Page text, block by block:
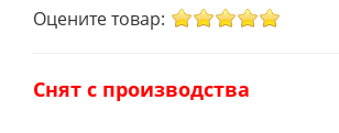
Оцените товар:
Снят с производства